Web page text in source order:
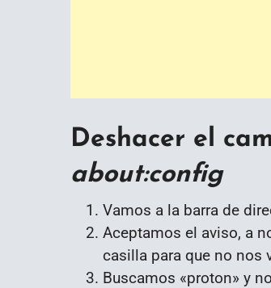
Deshacer el
about:config
Vamos a la barra de
Aceptamos el aviso, a
casilla para que no nos
Buscamos «proton» y